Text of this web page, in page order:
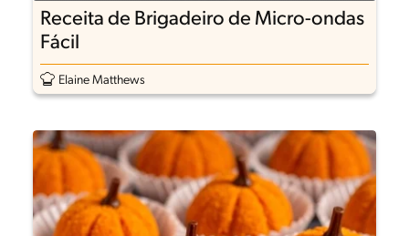
Receita de Brigadeiro de Micro-ondas
Fácil
Elaine Matthews